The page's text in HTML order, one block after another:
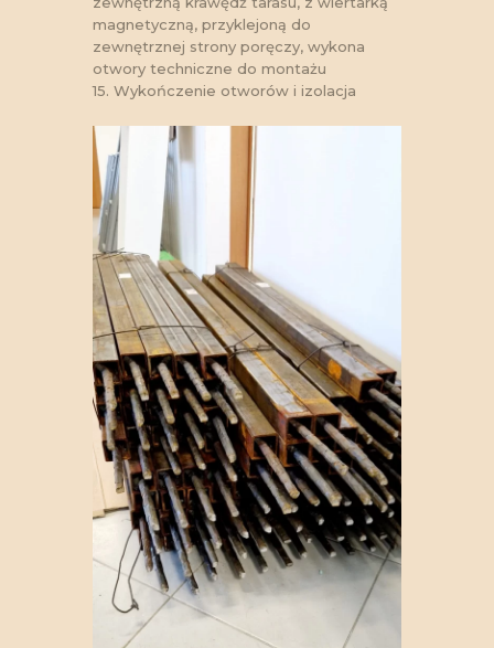
magnetyczną, przyklejoną do
zewnętrznej strony poręczy, wykona
otwory techniczne do montażu
15. Wykończenie otworów i izolacja